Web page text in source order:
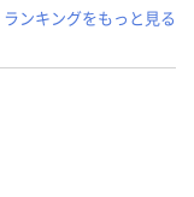
ランキングをもっと見る